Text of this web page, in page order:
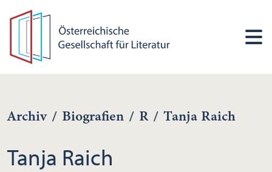
Archiv / Biografien / R / Tanja Raich
Tanja Raich